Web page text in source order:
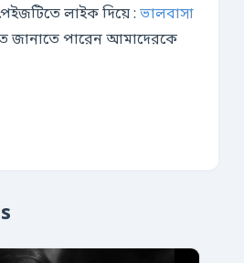
লাইক দিয়ে : ভালবাসা
পারেন আমাদেরকে